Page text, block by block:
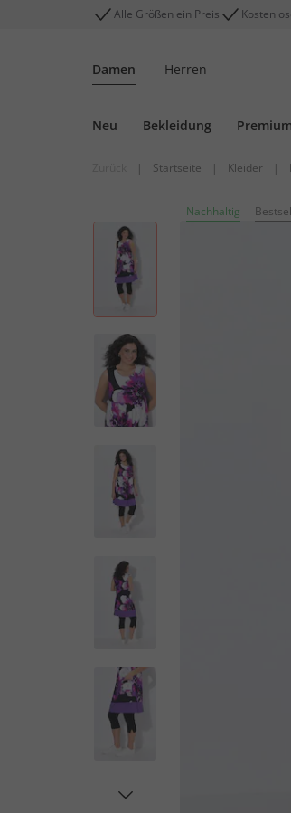
Alle Größen ein Preis
Damen Herren
Neu Bekleidung Premium
| Startseite | Kleider |
Nachhaltig